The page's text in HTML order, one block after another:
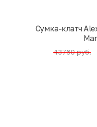
Cумка-клатч
43760 руб.